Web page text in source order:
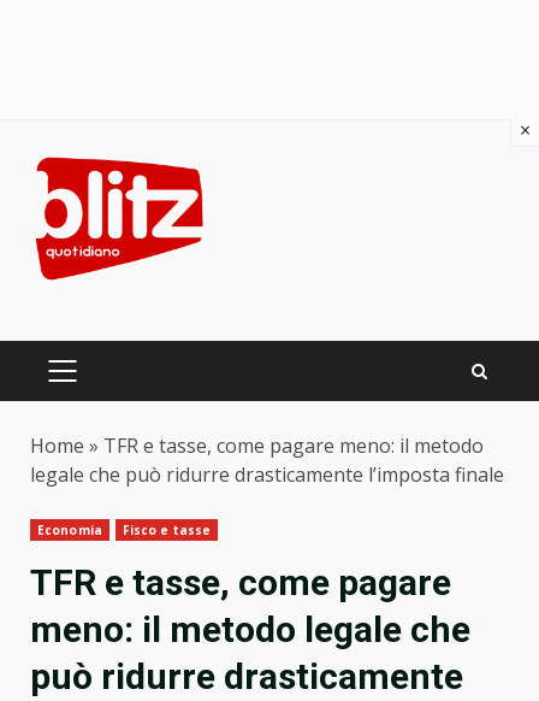
content
PRIMARY
Home » TFR e tasse, come pagare meno: il metodo
legale che può ridurre drasticamente l’imposta finale
Economia Fisco e tasse
TFR e tasse, come pagare
meno: il metodo legale che
può ridurre drasticamente
×